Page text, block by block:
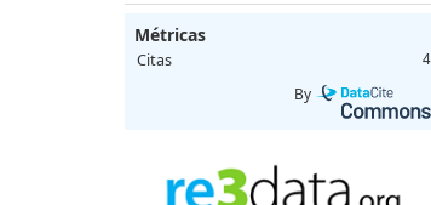
Métricas
Citas 4
By